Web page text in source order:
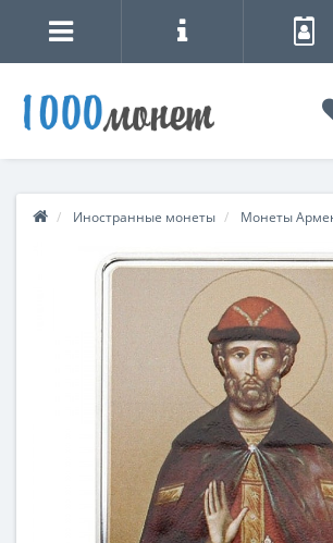
Иностранные монеты Монеты